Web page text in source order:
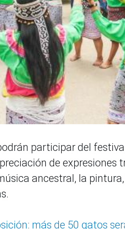
participar del
de expresiones
ancestral, la
más de 50 gatos